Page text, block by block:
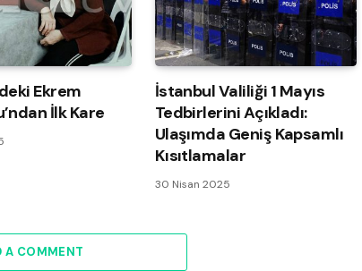
Ekrem
İlk Kare
İstanbul Valiliği 1 Mayıs
Tedbirlerini Açıkladı:
Ulaşımda Geniş Kapsamlı
Kısıtlamalar
30 Nisan 2025
A COMMENT